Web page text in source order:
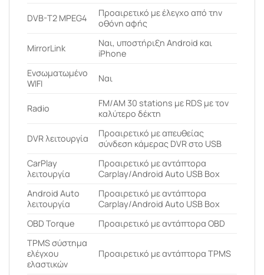
DVB-T2 MPEG4
Προαιρετικό με έλεγχο από την
οθόνη αφής
MirrorLink
Ναι, υποστήριξη Android και
iPhone
Ενσωματωμένο
WIFI
Ναι
Radio
FM/AM 30 stations με RDS με τον
καλύτερο δέκτη
DVR λειτουργία
Προαιρετικό με απευθείας
σύνδεση κάμερας DVR στο USB
CarPlay
λειτουργία
Προαιρετικό με αντάπτορα
Carplay/Android Auto USB Box
Android Auto
λειτουργία
Προαιρετικό με αντάπτορα
Carplay/Android Auto USB Box
OBD Torque
Προαιρετικό με αντάπτορα OBD
ΤPMS σύστημα
ελέγχου
ελαστικών
Προαιρετικό με αντάπτορα TPMS